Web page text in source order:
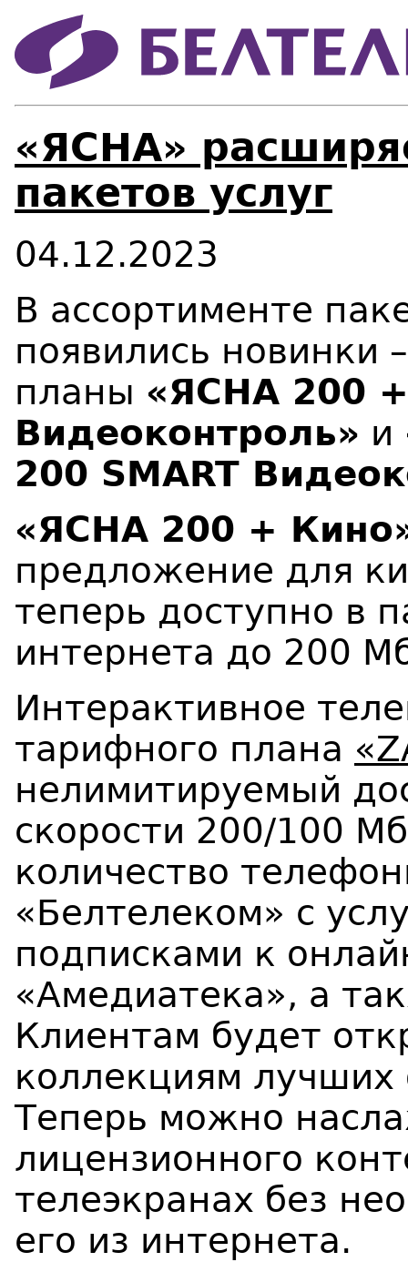
«ЯСНА»
пакетов услуг
04.12.2023
В ассортименте
появились новинки
планы «ЯСНА 200
Видеоконтроль» и
200 SMART
«ЯСНА 200 +
предложение для
теперь доступно в
интернета до 200
Интерактивное
тарифного плана
нелимитируемый
скорости 200/100
количество
«Белтелеком» с
подписками к
«Амедиатека», а
Клиентам будет
коллекциям
Теперь можно
лицензионного
телеэкранах без
его из интернета.